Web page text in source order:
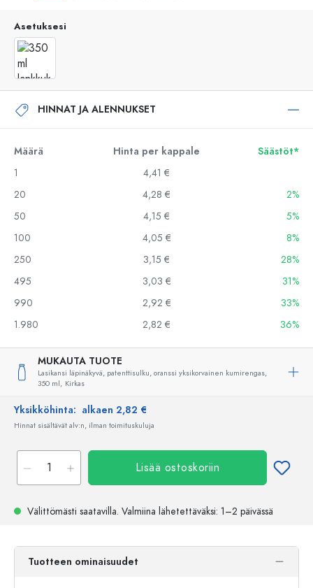
Asetuksesi
HINNAT JA ALENNUKSET
Määrä Hinta per kappale
Säästöt*
1
4,41 €
20
4,28 €
2%
50
4,15 €
5%
100
4,05 €
8%
250
3,15 €
28%
495
3,03 €
31%
990
2,92 €
33%
1.980
2,82 € 36%
MUKAUTA TUOTE
Lasikansi läpinäkyvä, patenttisulku, oranssi yksikorvainen kumirengas,
350 ml, Kirkas
Yksikköhinta: alkaen 2,82 €
Hinnat sisältävät alv:n, ilman toimituskuluja
Lisää ostoskoriin
Välittömästi saatavilla. Valmiina lähetettäväksi: 1–2 päivässä
Tuotteen ominaisuudet